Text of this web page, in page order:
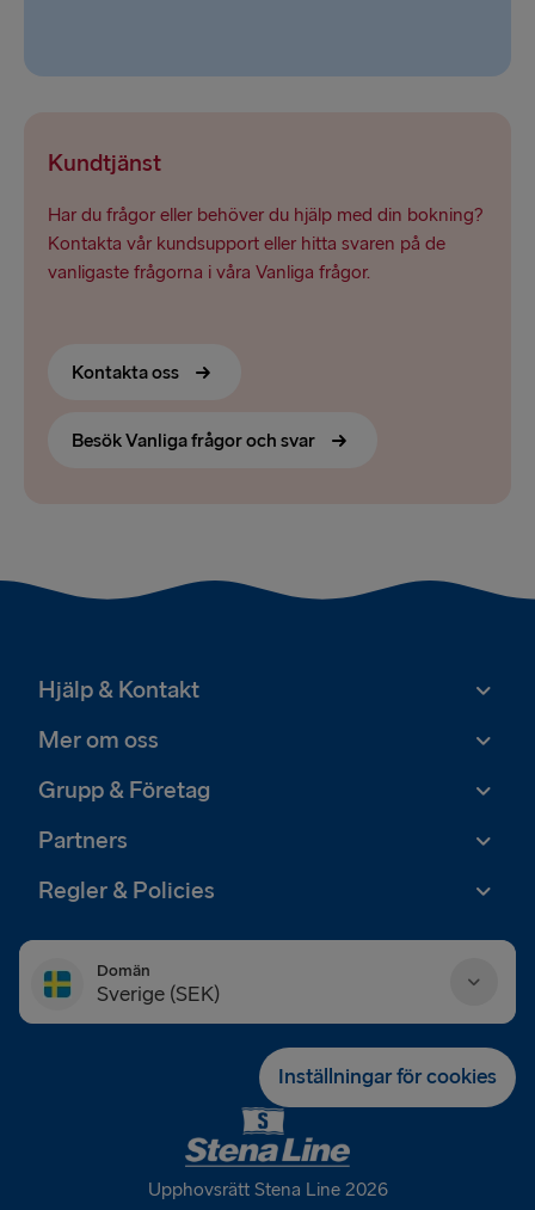
Kundtjänst
Har du frågor eller behöver du hjälp med din bokning?
Kontakta vår kundsupport eller hitta svaren på de
vanligaste frågorna i våra Vanliga frågor.
Kontakta oss
Besök Vanliga frågor och svar
Hjälp & Kontakt
Mer om oss
Grupp & Företag
Partners
Regler & Policies
Domän
Sverige (SEK)
Inställningar för cookies
Upphovsrätt Stena Line 2026